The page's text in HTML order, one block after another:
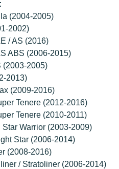
(2004-2005)
2002)
/ AS (2016)
ABS (2006-2015)
(2003-2005)
2013)
(2009-2016)
Tenere (2012-2016)
Tenere (2010-2011)
Warrior (2003-2009)
Star (2006-2014)
(2008-2016)
/ Stratoliner (2006-2014)